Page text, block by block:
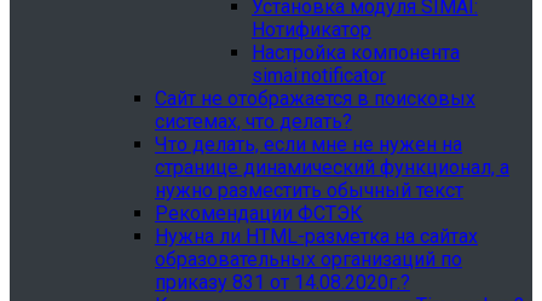
Установка модуля SIMAI:
Нотификатор
Настройка компонента
simai:notificator
Сайт не отображается в поисковых
системах, что делать?
Что делать, если мне не нужен на
странице динамический функционал, а
нужно разместить обычный текст
Рекомендации ФСТЭК
Нужна ли HTML-разметка на сайтах
образовательных организаций по
приказу 831 от 14.08.2020г.?